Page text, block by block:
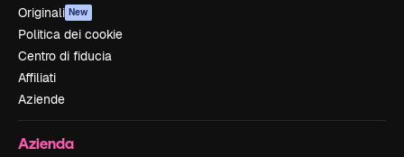
Originali New
Politica dei cookie
Centro di fiducia
Affiliati
Aziende
Azienda